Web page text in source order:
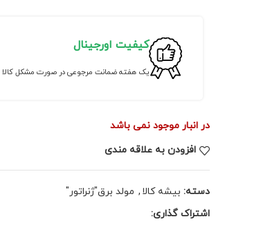
کیفیت اورجینال
یک هفته ضمانت مرجوعی در صورت مشکل کالا
در انبار موجود نمی باشد
افزودن به علاقه مندی
دسته: بیشه کالا , مولد برق"ژنراتور"
اشتراک گذاری: